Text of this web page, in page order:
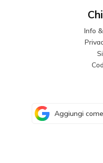
Info
Aggiungi